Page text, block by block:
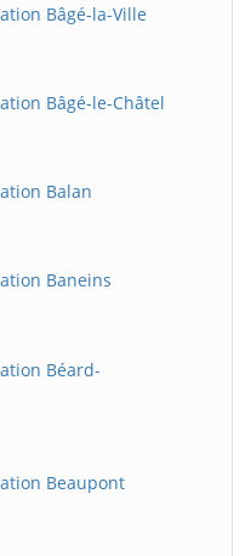
Bâgé-la-Ville
Bâgé-le-Châtel
Balan
Baneins
Béard-
Beaupont